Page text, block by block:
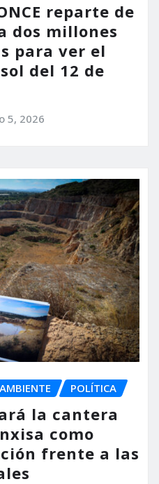
reparte de
dos millones
para ver el
del 12 de
5, 2026
POLÍTICA
la cantera
como
frente a las